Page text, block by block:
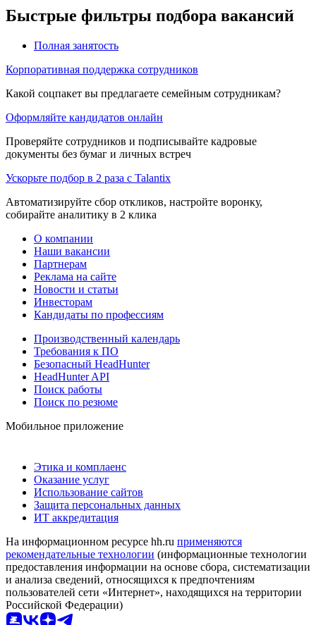
Быстрые фильтры подбора вакансий
Полная занятость
Корпоративная поддержка сотрудников
Какой соцпакет вы предлагаете семейным сотрудникам?
Оформляйте кандидатов онлайн
Проверяйте сотрудников и подписывайте кадровые
документы без бумаг и личных встреч
Ускорьте подбор в 2 раза с Talantix
Автоматизируйте сбор откликов, настройте воронку,
собирайте аналитику в 2 клика
О компании
Наши вакансии
Партнерам
Реклама на сайте
Новости и статьи
Инвесторам
Кандидаты по профессиям
Производственный календарь
Требования к ПО
Безопасный HeadHunter
HeadHunter API
Поиск работы
Поиск по резюме
Мобильное приложение
Этика и комплаенс
Оказание услуг
Использование сайтов
Защита персональных данных
ИТ аккредитация
На информационном ресурсе hh.ru применяются
рекомендательные технологии (информационные технологии
предоставления информации на основе сбора, систематизации
и анализа сведений, относящихся к предпочтениям
пользователей сети «Интернет», находящихся на территории
Российской Федерации)